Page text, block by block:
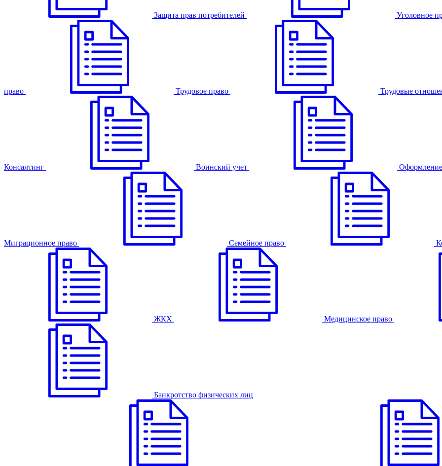
Защита прав потребителей Уголовное
право Трудовое право Трудовые
Консалтинг Воинский учет
Миграционное право Семейное право
ЖКХ Медицинское право
Банкротство физических лиц